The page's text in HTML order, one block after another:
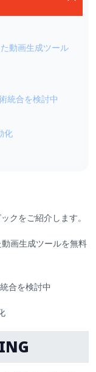
動画生成ツール
統合を検討中
化
クをご紹介します。
画生成ツールを無料
合を検討中